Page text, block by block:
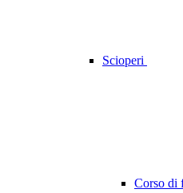
Scioperi
Corso di